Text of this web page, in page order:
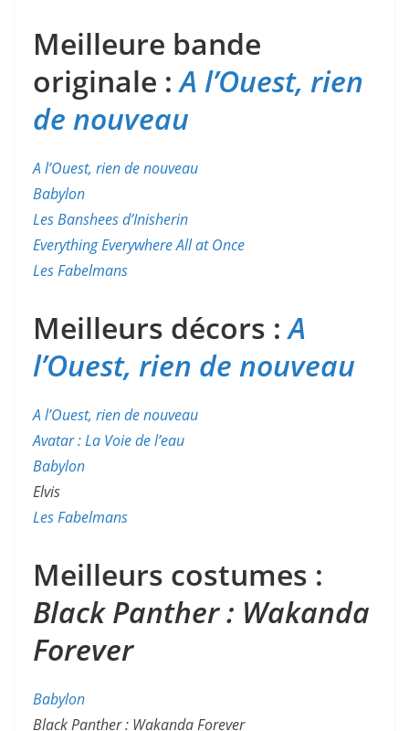
Meilleure bande
originale :A l’Ouest, rien
de nouveau
A l’Ouest, rien de nouveau
Babylon
Les Banshees d’Inisherin
Everything Everywhere All at Once
Les Fabelmans
Meilleurs décors :A
l’Ouest, rien de nouveau
A l’Ouest, rien de nouveau
Avatar : La Voie de l’eau
Babylon
Elvis
Les Fabelmans
Meilleurs costumes :
Black Panther : Wakanda
Forever
Babylon
Black Panther : Wakanda Forever